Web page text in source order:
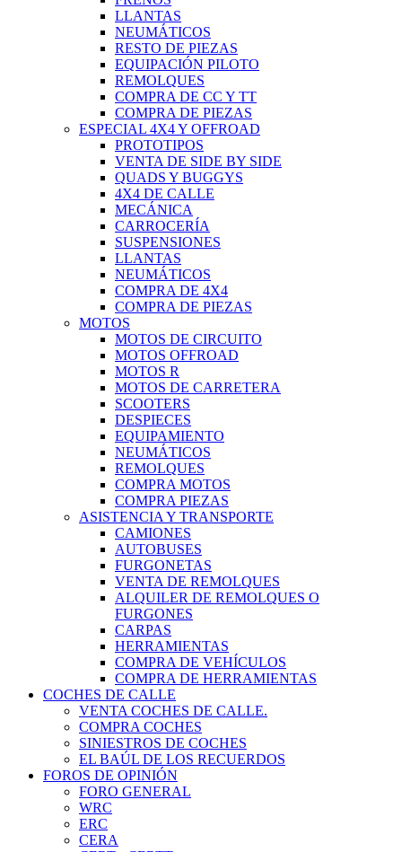
LLANTAS
NEUMÁTICOS
RESTO DE PIEZAS
EQUIPACIÓN PILOTO
REMOLQUES
COMPRA DE CC Y TT
COMPRA DE PIEZAS
ESPECIAL 4X4 Y OFFROAD
PROTOTIPOS
VENTA DE SIDE BY SIDE
QUADS Y BUGGYS
4X4 DE CALLE
MECÁNICA
CARROCERÍA
SUSPENSIONES
LLANTAS
NEUMÁTICOS
COMPRA DE 4X4
COMPRA DE PIEZAS
MOTOS
MOTOS DE CIRCUITO
MOTOS OFFROAD
MOTOS R
MOTOS DE CARRETERA
SCOOTERS
DESPIECES
EQUIPAMIENTO
NEUMÁTICOS
REMOLQUES
COMPRA MOTOS
COMPRA PIEZAS
ASISTENCIA Y TRANSPORTE
CAMIONES
AUTOBUSES
FURGONETAS
VENTA DE REMOLQUES
ALQUILER DE REMOLQUES O
FURGONES
CARPAS
HERRAMIENTAS
COMPRA DE VEHÍCULOS
COMPRA DE HERRAMIENTAS
COCHES DE CALLE
VENTA COCHES DE CALLE.
COMPRA COCHES
SINIESTROS DE COCHES
EL BAÚL DE LOS RECUERDOS
FOROS DE OPINIÓN
FORO GENERAL
WRC
ERC
CERA